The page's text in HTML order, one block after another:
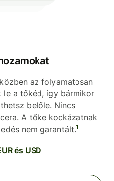
az folyamatosan
le a tőkéd, így bármikor
belőle. Nincs
A tőke kockázatnak
nem garantált.1
és USD